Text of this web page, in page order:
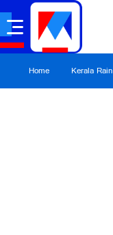
Home Kerala Rain